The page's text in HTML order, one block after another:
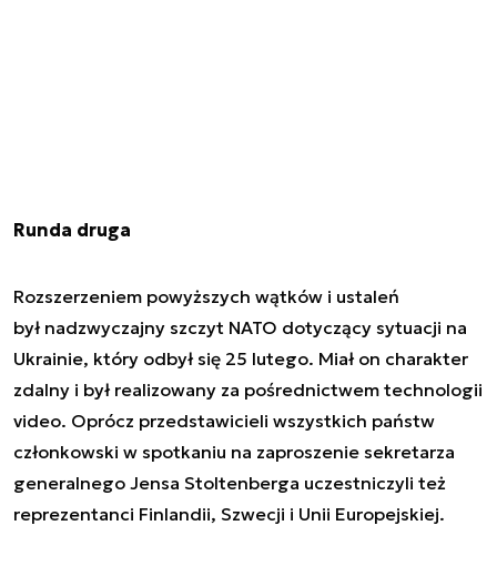
Runda druga
Rozszerzeniem powyższych wątków i ustaleń
był nadzwyczajny szczyt NATO dotyczący sytuacji na
Ukrainie, który odbył się 25 lutego. Miał on charakter
zdalny i był realizowany za pośrednictwem technologii
video. Oprócz przedstawicieli wszystkich państw
członkowski w spotkaniu na zaproszenie sekretarza
generalnego Jensa Stoltenberga uczestniczyli też
reprezentanci Finlandii, Szwecji i Unii Europejskiej.